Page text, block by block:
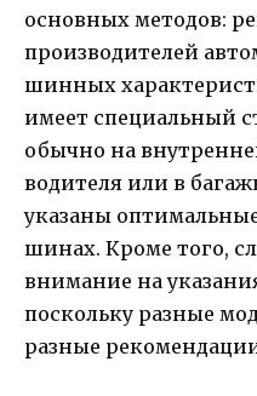
основных методов:
производителей
шинных
имеет специальный
обычно на
водителя или в
указаны
шинах. Кроме того,
внимание на
поскольку разные
разные